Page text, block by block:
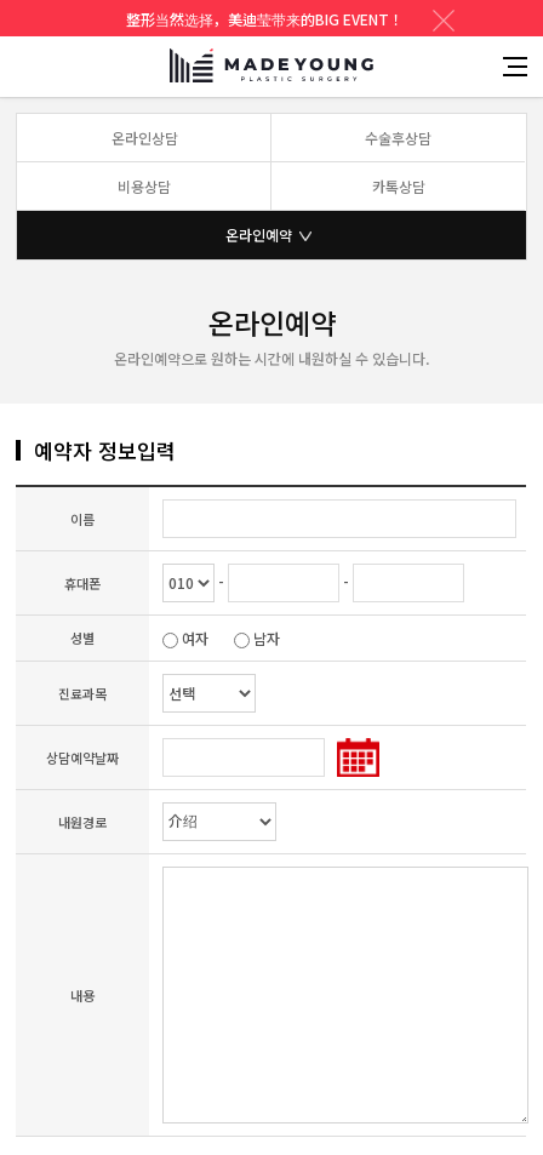
整形当然选择，美迪莹带来的BIG EVENT！
온라인상담 수술후상담
비용상담 카톡상담
온라인예약
온라인예약
온라인예약으로 원하는 시간에 내원하실 수 있습니다.
예약자 정보입력
이름
휴대폰 - -
성별 여자 남자
진료과목
상담예약날짜
내원경로
내용